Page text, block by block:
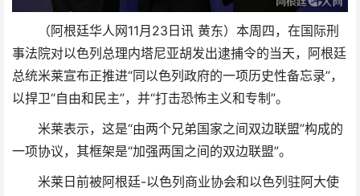
（阿根廷华人网11月23日讯 黄东）本周四，在国际刑
事法院对以色列总理内塔尼亚胡发出逮捕令的当天，阿根廷
总统米莱宣布正推进“同以色列政府的一项历史性备忘录”，
以捍卫“自由和民主”，并“打击恐怖主义和专制”。
米莱表示，这是“由两个兄弟国家之间双边联盟”构成的
一项协议，其框架是“加强两国之间的双边联盟”。
米莱日前被阿根廷-以色列商业协会和以色列驻阿大使